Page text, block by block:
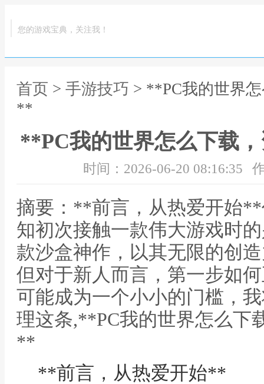
您的游戏宝典，关注我！
首页 > 手游技巧 > **PC我的世界
**
**PC我的世界怎么下载
时间：2026-06-20 08:16:35
摘要：**前言，从热爱开始
知初次接触一款伟大游戏时
款沙盒神作，以其无限的创
但对于新人而言，第一步如
可能成为一个小小的门槛，
理这条,**PC我的世界怎么下
**
**前言，从热爱开始**